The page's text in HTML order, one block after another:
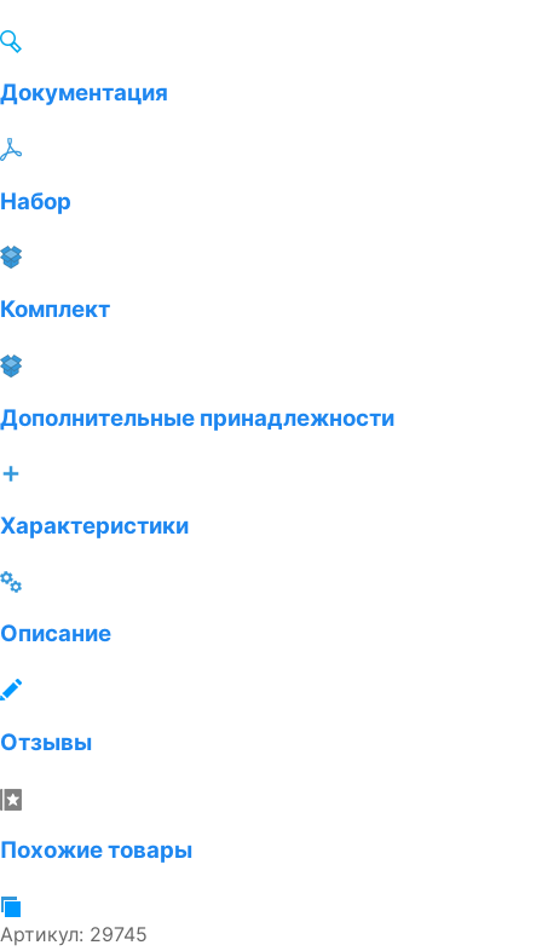
Документация
Набор
Комплект
Дополнительные принадлежности
Характеристики
Описание
Отзывы
Похожие товары
Артикул: 29745